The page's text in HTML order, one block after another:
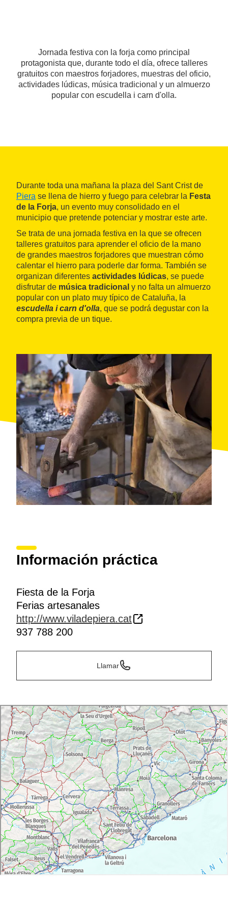
Jornada festiva con la forja como principal
protagonista que, durante todo el día, ofrece talleres
gratuitos con maestros forjadores, muestras del oficio,
actividades lúdicas, música tradicional y un almuerzo
popular con escudella i carn d'olla.
Durante toda una mañana la plaza del Sant Crist de
Piera se llena de hierro y fuego para celebrar la Festa
de la Forja, un evento muy consolidado en el
municipio que pretende potenciar y mostrar este arte.
Se trata de una jornada festiva en la que se ofrecen
talleres gratuitos para aprender el oficio de la mano
de grandes maestros forjadores que muestran cómo
calentar el hierro para poderle dar forma. También se
organizan diferentes actividades lúdicas, se puede
disfrutar de música tradicional y no falta un almuerzo
popular con un plato muy típico de Cataluña, la
escudella i carn d'olla, que se podrá degustar con la
compra previa de un tique.
Información práctica
Fiesta de la Forja
Ferias artesanales
http://www.viladepiera.cat
937 788 200
Llamar